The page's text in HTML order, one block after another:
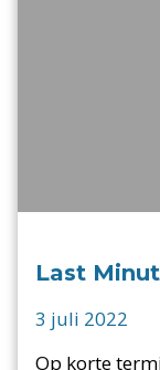
Last
3 juli 2022
Op korte